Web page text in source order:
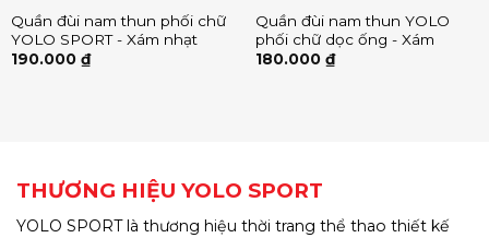
Quần đùi nam thun phối chữ
YOLO SPORT - Xám nhạt
190.000 ₫
Quần đùi nam thun YOLO
phối chữ dọc ống - Xám
180.000 ₫
THƯƠNG HIỆU YOLO SPORT
YOLO SPORT là thương hiệu thời trang thể thao thiết kế